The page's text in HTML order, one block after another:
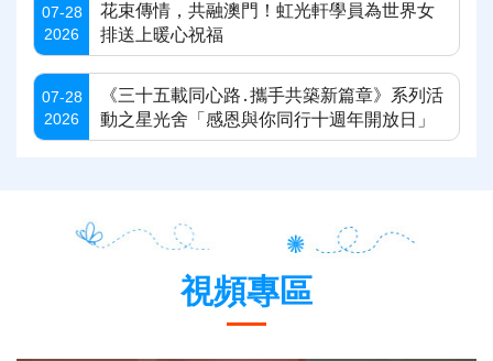
07-28
2026
花束傳情，共融澳門！虹光軒學員為世界女
排送上暖心祝福
07-28
2026
《三十五載同心路․攜手共築新篇章》系列活
動之星光舍「感恩與你同行十週年開放日」
視頻專區